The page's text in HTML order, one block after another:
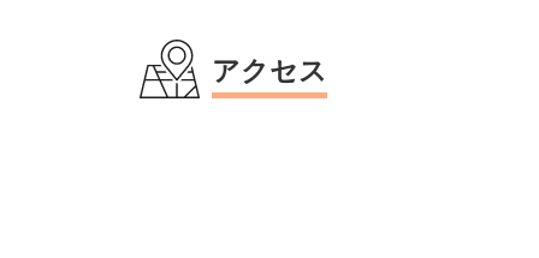
アクセス